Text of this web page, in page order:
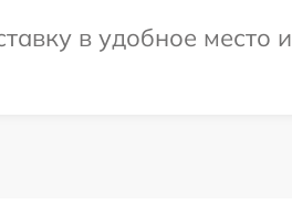
в удобное место и